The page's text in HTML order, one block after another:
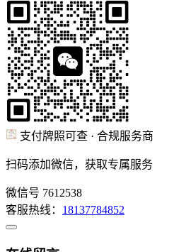
支付牌照可查 · 合规服务商
扫码添加微信，获取专属服务
微信号 7612538
客服热线： 18137784852